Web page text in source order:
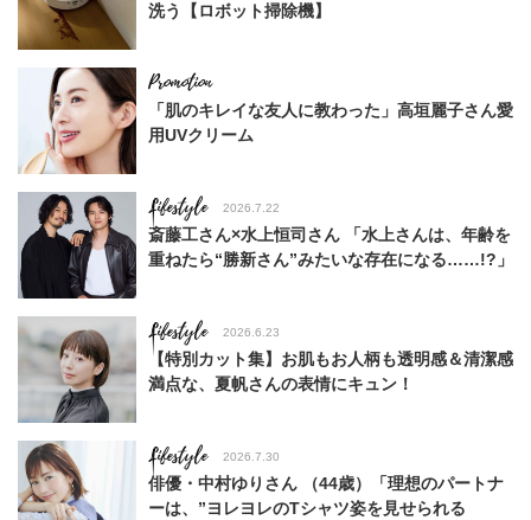
洗う【ロボット掃除機】
「肌のキレイな友人に教わった」高垣麗子さん愛
用UVクリーム
Lifestyle 2026.7.22
斎藤工さん×水上恒司さん 「水上さんは、年齢を
重ねたら“勝新さん”みたいな存在になる……!?」
Lifestyle 2026.6.23
【特別カット集】お肌もお人柄も透明感＆清潔感
満点な、夏帆さんの表情にキュン！
Lifestyle 2026.7.30
俳優・中村ゆりさん （44歳）「理想のパートナ
ーは、”ヨレヨレのTシャツ姿を見せられる